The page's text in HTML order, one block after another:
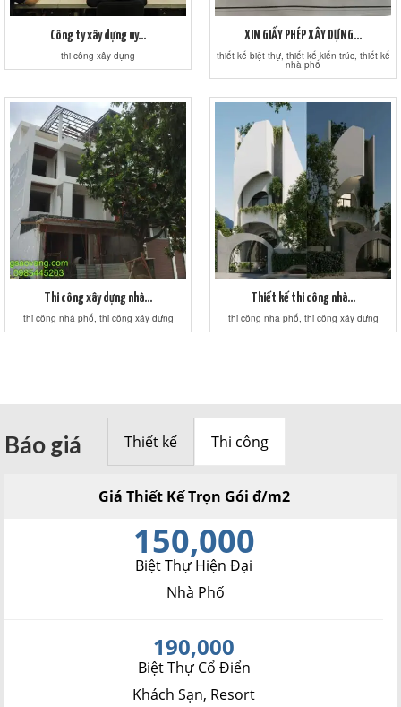
Công ty xây dựng uy...
thi công xây dựng
XIN GIẤY PHÉP XÂY DỰNG...
thiết kế biệt thự, thiết kế kiến trúc, thiết kế
nhà phố
Thi công xây dựng nhà...
thi công nhà phố, thi công xây dựng
Thiết kế thi công nhà...
thi công nhà phố, thi công xây dựng
Báo giá Thiết kế Thi công
Giá Thiết Kế Trọn Gói đ/m2
150,000
Biệt Thự Hiện Đại
Nhà Phố
190,000
Biệt Thự Cổ Điển
Khách Sạn, Resort